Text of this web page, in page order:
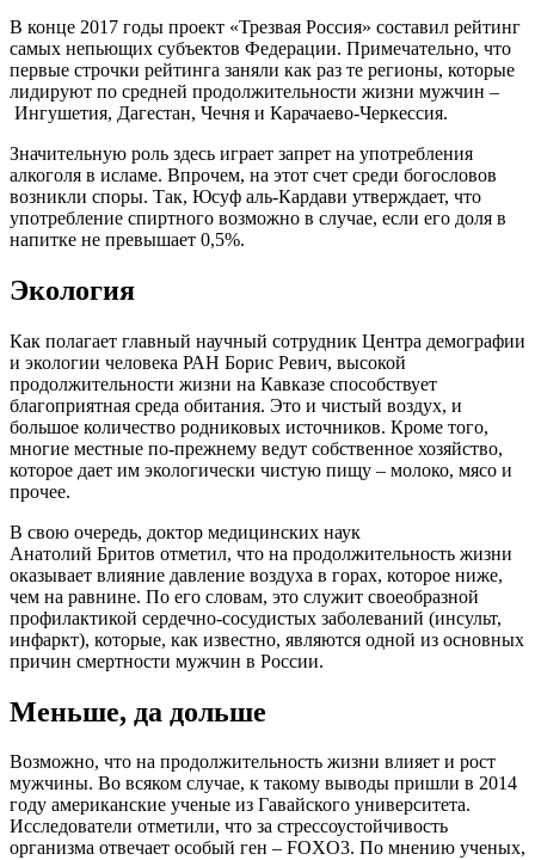
В конце 2017 годы проект «Трезвая Россия» составил рейтинг
самых непьющих субъектов Федерации. Примечательно, что
первые строчки рейтинга заняли как раз те регионы, которые
лидируют по средней продолжительности жизни мужчин –
Ингушетия, Дагестан, Чечня и Карачаево-Черкессия.
Значительную роль здесь играет запрет на употребления
алкоголя в исламе. Впрочем, на этот счет среди богословов
возникли споры. Так, Юсуф аль-Кардави утверждает, что
употребление спиртного возможно в случае, если его доля в
напитке не превышает 0,5%.
Экология
Как полагает главный научный сотрудник Центра демографии
и экологии человека РАН Борис Ревич, высокой
продолжительности жизни на Кавказе способствует
благоприятная среда обитания. Это и чистый воздух, и
большое количество родниковых источников. Кроме того,
многие местные по-прежнему ведут собственное хозяйство,
которое дает им экологически чистую пищу – молоко, мясо и
прочее.
В свою очередь, доктор медицинских наук
Анатолий Бритов отметил, что на продолжительность жизни
оказывает влияние давление воздуха в горах, которое ниже,
чем на равнине. По его словам, это служит своеобразной
профилактикой сердечно-сосудистых заболеваний (инсульт,
инфаркт), которые, как известно, являются одной из основных
причин смертности мужчин в России.
Меньше, да дольше
Возможно, что на продолжительность жизни влияет и рост
мужчины. Во всяком случае, к такому выводы пришли в 2014
году американские ученые из Гавайского университета.
Исследователи отметили, что за стрессоустойчивость
организма отвечает особый ген – FOXO3. По мнению ученых,